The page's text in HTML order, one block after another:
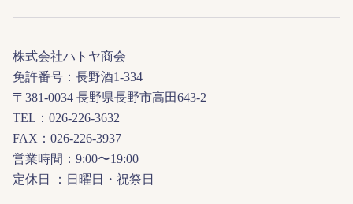
株式会社ハトヤ商会
免許番号：長野酒1-334
〒381-0034 長野県長野市高田643-2
TEL：026-226-3632
FAX：026-226-3937
営業時間：9:00〜19:00
定休日 ：日曜日・祝祭日